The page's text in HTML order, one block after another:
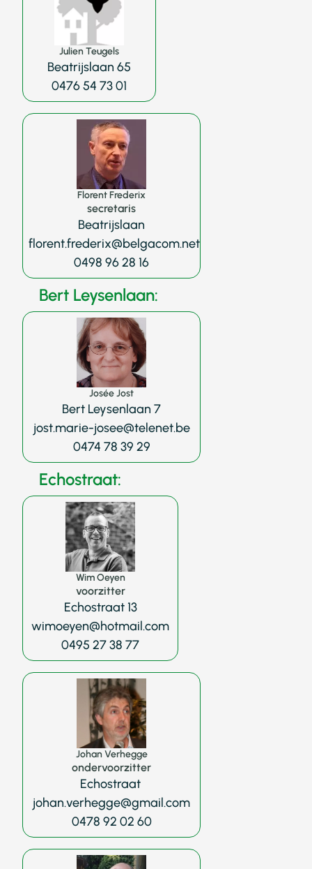
Julien Teugels
Beatrijslaan 65
0476 54 73 01
Florent Frederix
secretaris
Beatrijslaan
florent.frederix@belgacom.net
0498 96 28 16
Bert Leysenlaan:
Josée Jost
Bert Leysenlaan 7
jost.marie-josee@telenet.be
0474 78 39 29
Echostraat:
Wim Oeyen
voorzitter
Echostraat 13
wimoeyen@hotmail.com
0495 27 38 77
Johan Verhegge
ondervoorzitter
Echostraat
johan.verhegge@gmail.com
0478 92 02 60